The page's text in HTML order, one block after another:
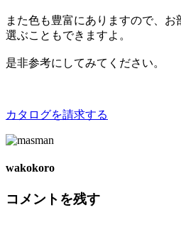
また色も豊富にありますので、
選ぶこともできますよ。
是非参考にしてみてください。
カタログを請求する
wakokoro
コメントを残す